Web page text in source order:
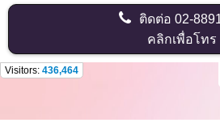
ติดต่อ02-
คลิกเพื่อโทร
Visitors: 436,464